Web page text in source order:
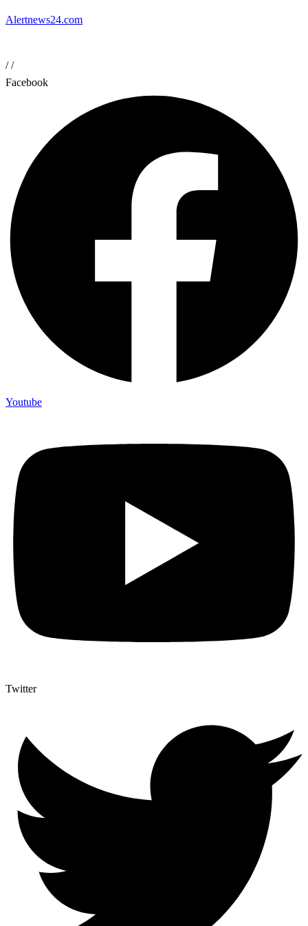
Alertnews24.com
//
Facebook
Youtube
Twitter